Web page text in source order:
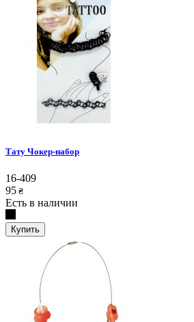
Тату Чокер-набор
16-409
95 ₴
Есть в наличии
Купить